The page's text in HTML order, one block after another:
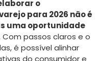
o
para 2026 não é
uma oportunidade
Com passos claros e o
é possível alinhar
do consumidor e